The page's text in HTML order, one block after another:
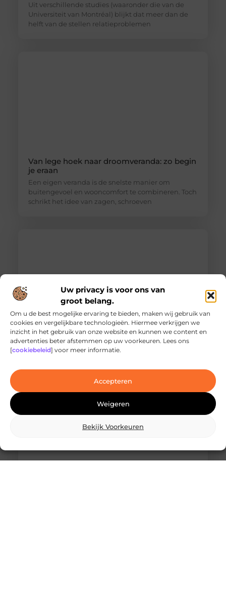
Uw privacy is voor ons van
groot belang.
Om u de best mogelijke ervaring te bieden, maken wij gebruik van
cookies en vergelijkbare technologieën. Hiermee verkrijgen we
inzicht in het gebruik van onze website en kunnen we content en
advertenties beter afstemmen op uw voorkeuren. Lees ons
[cookiebeleid] voor meer informatie.
Accepteren
Weigeren
Bekijk Voorkeuren
Uit verschillende studies (waaronder die van de
Universiteit van Montréal) blijkt dat meer dan de
helft van de stellen relatieproblemen
Van lege hoek naar droomveranda: zo begin
je eraan
Een eigen veranda is de snelste manier om
buitengevoel en wooncomfort te combineren. Toch
schrikt het idee van zagen, schroeven
Ontdek de innovatieve behandelingen in
jouw stad
laserbehandelingen in Den Haag? Dan ben je hier